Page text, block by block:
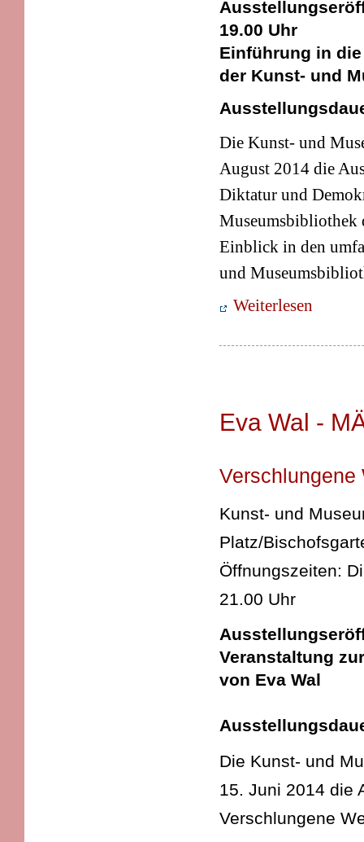
19.00 Uhr
Einführung in
der Kunst- und
Die Kunst- und
August 2014 die
Diktatur und
Museumsbibliothek
Einblick in den
und
Weiterlesen
Eva Wal -
Verschlungene
Kunst- und
Platz/
Öffnungszeiten:
21.00 Uhr
Veranstaltung
von Eva Wal
Die Kunst- und
15. Juni 2014 die
Verschlungene